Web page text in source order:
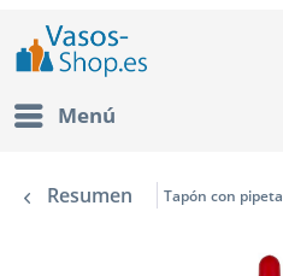
Menú
Resumen Tapón con pipeta